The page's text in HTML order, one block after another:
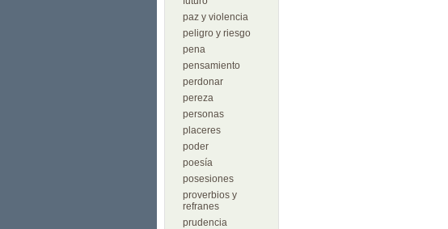
paz y violencia
peligro y riesgo
pena
pensamiento
perdonar
pereza
personas
placeres
poder
poesía
posesiones
proverbios y
refranes
prudencia